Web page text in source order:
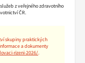
z veřejného zdravotního
ČR.
skupiny praktických
a dokumenty
rizeni-2026/.